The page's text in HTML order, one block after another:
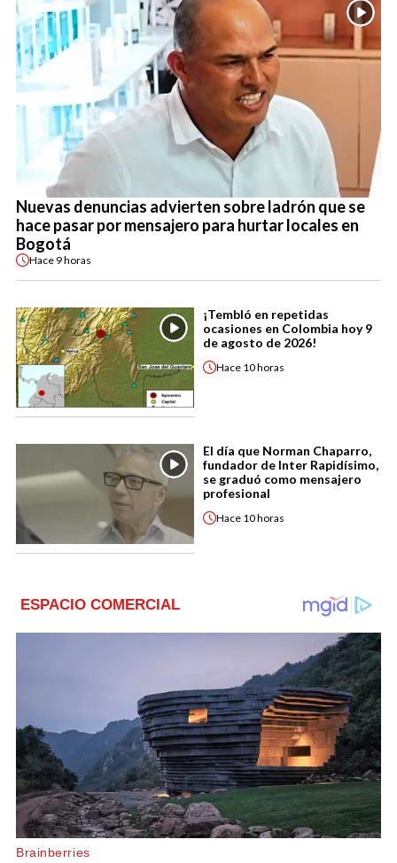
Nuevas denuncias advierten sobre ladrón que se
hace pasar por mensajero para hurtar locales en
Bogotá
Hace 9 horas
¡Tembló en repetidas
ocasiones en Colombia hoy 9
de agosto de 2026!
Hace 10 horas
El día que Norman Chaparro,
fundador de Inter Rapidísimo,
se graduó como mensajero
profesional
Hace 10 horas